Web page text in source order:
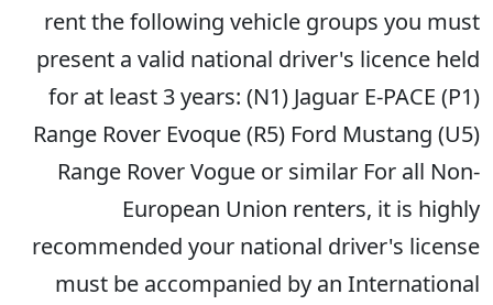
rent the following vehicle groups you must
present a valid national driver's licence held
for at least 3 years: (N1) Jaguar E-PACE (P1)
Range Rover Evoque (R5) Ford Mustang (U5)
Range Rover Vogue or similar For all Non-
European Union renters, it is highly
recommended your national driver's license
must be accompanied by an International